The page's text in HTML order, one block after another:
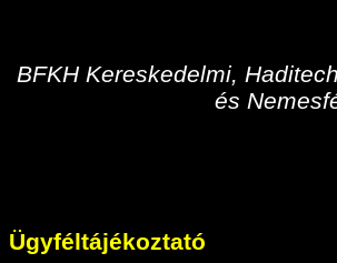
BFKH Kereskedelmi,
és
Ügyféltájékoztató